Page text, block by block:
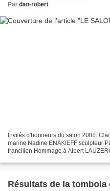
Par dan-robert
Invités d'honneurs du salon 2008:
marine Nadine ENAKIEFF sculpteur
francilien Hommage à Albert
Résultats de la tombola